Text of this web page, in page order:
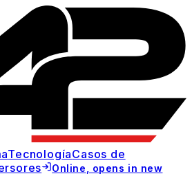
TecnologíaCasos de
Online , opens in new